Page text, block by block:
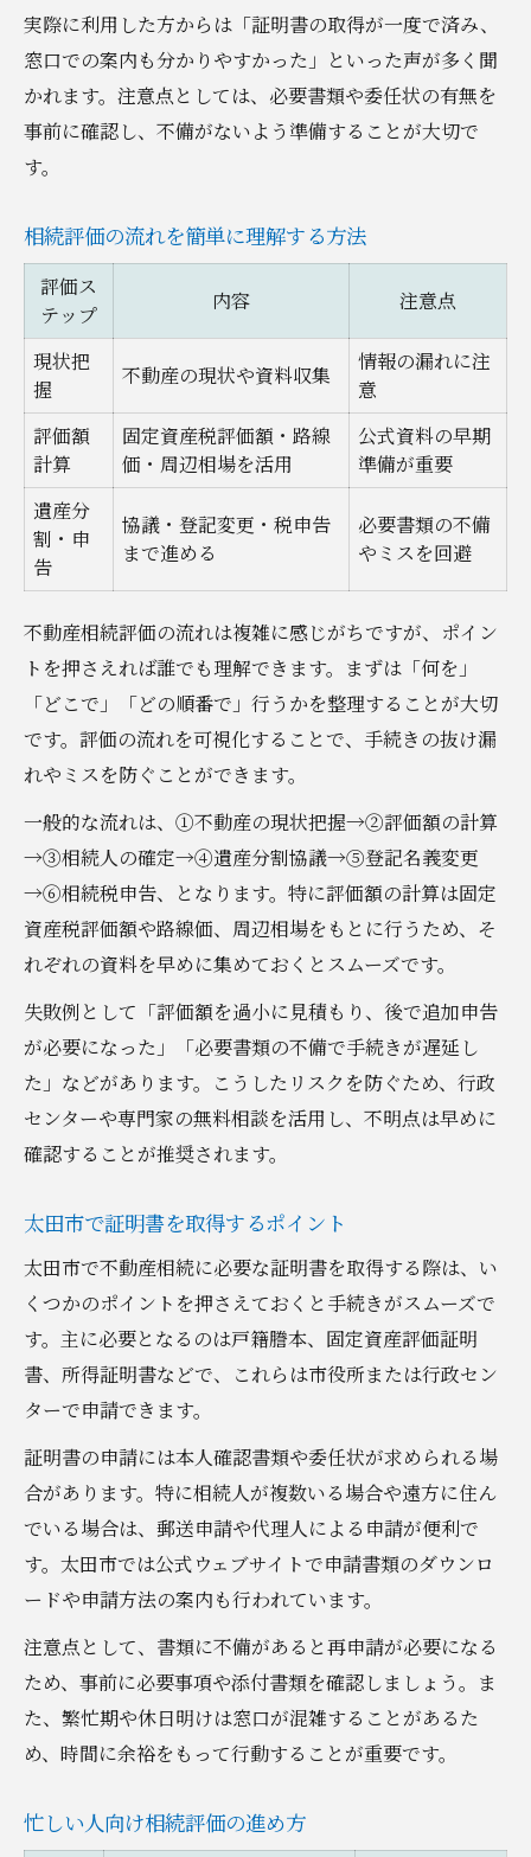
実際に利用した方からは「証明書の取得が一度で済み、
窓口での案内も分かりやすかった」といった声が多く聞
かれます。注意点としては、必要書類や委任状の有無を
事前に確認し、不備がないよう準備することが大切で
す。
相続評価の流れを簡単に理解する方法
評価ス
テップ
内容 注意点
現状把
握
不動産の現状や資料収集
情報の漏れに注
意
評価額
計算
固定資産税評価額・路線
価・周辺相場を活用
公式資料の早期
準備が重要
遺産分
割・申
告
協議・登記変更・税申告
まで進める
必要書類の不備
やミスを回避
不動産相続評価の流れは複雑に感じがちですが、ポイン
トを押さえれば誰でも理解できます。まずは「何を」
「どこで」「どの順番で」行うかを整理することが大切
です。評価の流れを可視化することで、手続きの抜け漏
れやミスを防ぐことができます。
一般的な流れは、①不動産の現状把握→②評価額の計算
→③相続人の確定→④遺産分割協議→⑤登記名義変更
→⑥相続税申告、となります。特に評価額の計算は固定
資産税評価額や路線価、周辺相場をもとに行うため、そ
れぞれの資料を早めに集めておくとスムーズです。
失敗例として「評価額を過小に見積もり、後で追加申告
が必要になった」「必要書類の不備で手続きが遅延し
た」などがあります。こうしたリスクを防ぐため、行政
センターや専門家の無料相談を活用し、不明点は早めに
確認することが推奨されます。
太田市で証明書を取得するポイント
太田市で不動産相続に必要な証明書を取得する際は、い
くつかのポイントを押さえておくと手続きがスムーズで
す。主に必要となるのは戸籍謄本、固定資産評価証明
書、所得証明書などで、これらは市役所または行政セン
ターで申請できます。
証明書の申請には本人確認書類や委任状が求められる場
合があります。特に相続人が複数いる場合や遠方に住ん
でいる場合は、郵送申請や代理人による申請が便利で
す。太田市では公式ウェブサイトで申請書類のダウンロ
ードや申請方法の案内も行われています。
注意点として、書類に不備があると再申請が必要になる
ため、事前に必要事項や添付書類を確認しましょう。ま
た、繁忙期や休日明けは窓口が混雑することがあるた
め、時間に余裕をもって行動することが重要です。
忙しい人向け相続評価の進め方